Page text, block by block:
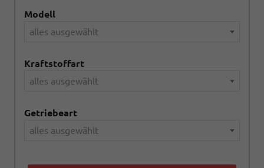
Modell
alles ausgewählt
Kraftstoffart
alles ausgewählt
Getriebeart
alles ausgewählt